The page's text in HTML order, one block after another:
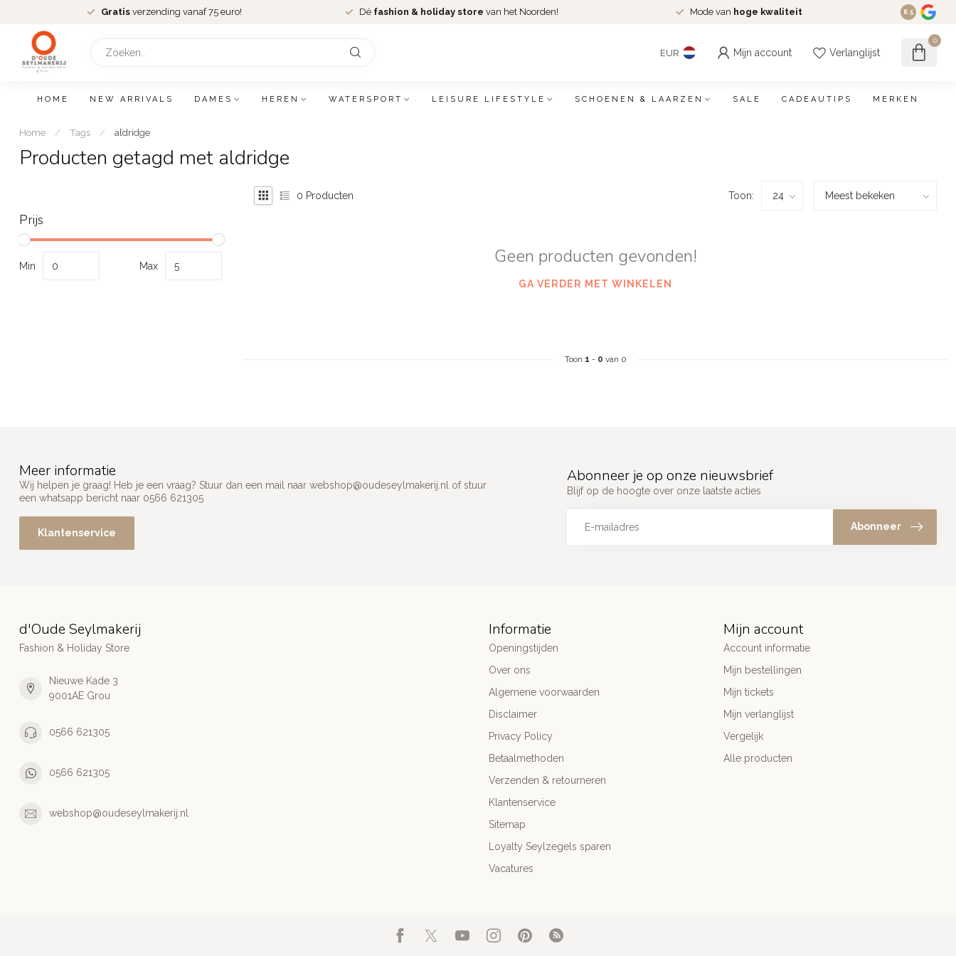
Gratis verzending vanaf 75 euro! Dé fashion & holiday store van het Noorden! Mode van hoge kwaliteit 8.5
EUR Mijn account Verlanglijst
0
HOME NEW ARRIVALS DAMES HEREN WATERSPORT LEISURE LIFESTYLE SCHOENEN & LAARZEN SALE CADEAUTIPS MERKEN
Home / Tags / aldridge
Producten getagd met aldridge
Prijs
Min Max
0 Producten Toon:
Geen producten gevonden!
GA VERDER MET WINKELEN
Toon 1 - 0 van 0
Meer informatie
Wij helpen je graag! Heb je een vraag? Stuur dan een mail naar webshop@oudeseylmakerij.nl
of stuur
een whatsapp bericht naar 0566 621305
Klantenservice
Abonneer je op onze nieuwsbrief
Blijf op de hoogte over onze laatste acties
Abonneer
d'Oude Seylmakerij
Fashion & Holiday Store
Nieuwe Kade 3
9001AE Grou
0566 621305
0566 621305
webshop@oudeseylmakerij.nl
Informatie
Openingstijden
Over ons
Algemene voorwaarden
Disclaimer
Privacy Policy
Betaalmethoden
Verzenden & retourneren
Klantenservice
Sitemap
Loyalty Seylzegels sparen
Vacatures
Mijn account
Account informatie
Mijn bestellingen
Mijn tickets
Mijn verlanglijst
Vergelijk
Alle producten